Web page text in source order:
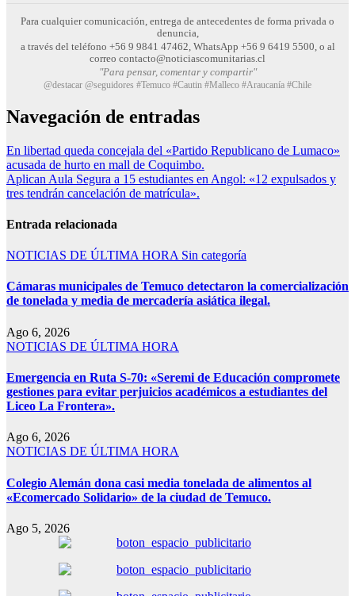
Para cualquier comunicación, entrega de antecedentes de forma privada o
denuncia,
a través del teléfono +56 9 9841 47462, WhatsApp +56 9 6419 5500, o al
correo contacto@noticiascomunitarias.cl
"Para pensar, comentar y compartir"
@destacar @seguidores #Temuco #Cautin #Malleco #Araucanía #Chile
Navegación de entradas
En libertad queda concejala del «Partido Republicano de Lumaco»
acusada de hurto en mall de Coquimbo.
Aplican Aula Segura a 15 estudiantes en Angol: «12 expulsados y
tres tendrán cancelación de matrícula».
Entrada relacionada
NOTICIAS DE ÚLTIMA HORA Sin categoría
Cámaras municipales de Temuco detectaron la comercialización
de tonelada y media de mercadería asiática ilegal.
Ago 6, 2026
NOTICIAS DE ÚLTIMA HORA
Emergencia en Ruta S-70: «Seremi de Educación compromete
gestiones para evitar perjuicios académicos a estudiantes del
Liceo La Frontera».
Ago 6, 2026
NOTICIAS DE ÚLTIMA HORA
Colegio Alemán dona casi media tonelada de alimentos al
«Ecomercado Solidario» de la ciudad de Temuco.
Ago 5, 2026